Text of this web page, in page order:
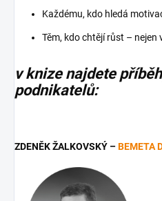
Každému, kdo hledá
Těm, kdo chtějí růst – nejen
v knize najdete
podnikatelů:
ZDENĚK ŽALKOVSKÝ –BEMETA